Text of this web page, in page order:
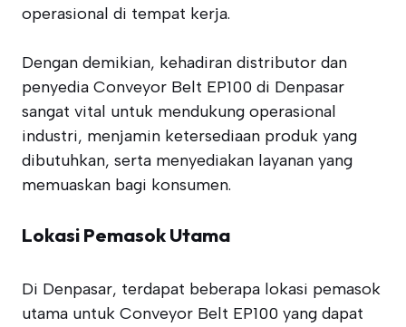
operasional di tempat kerja.
Dengan demikian, kehadiran distributor dan
penyedia Conveyor Belt EP100 di Denpasar
sangat vital untuk mendukung operasional
industri, menjamin ketersediaan produk yang
dibutuhkan, serta menyediakan layanan yang
memuaskan bagi konsumen.
Lokasi Pemasok Utama
Di Denpasar, terdapat beberapa lokasi pemasok
utama untuk Conveyor Belt EP100 yang dapat